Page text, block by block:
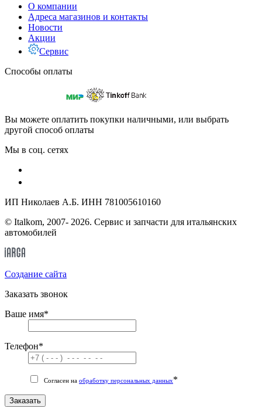
О компании
Адреса магазинов и контакты
Новости
Акции
Сервис
Способы оплаты
Вы можете оплатить покупки наличными, или выбрать
другой способ оплаты
Мы в соц. сетях
ИП Николаев А.Б. ИНН 781005610160
© Italkom, 2007- 2026. Сервис и запчасти для итальянских
автомобилей
Cоздание сайта
Заказать звонок
Ваше имя*
Телефон*
Согласен на обработку персональных данных*
Заказать